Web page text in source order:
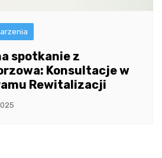
spotkanie z
Konsultacje w
Rewitalizacji